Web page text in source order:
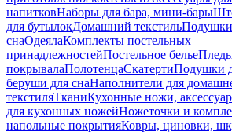
напитковНаборы для бара, мини-бары
для бутылокДомашний текстиль
снаОдеялаКомплекты постельных
принадлежностейПостельное белье
покрывалаПолотенцаСкатертиПодушки
беруши для снаНаполнители для
текстиляТканиКухонные ножи,
для кухонных ножейНожеточки и
напольные покрытияКовры, циновки,